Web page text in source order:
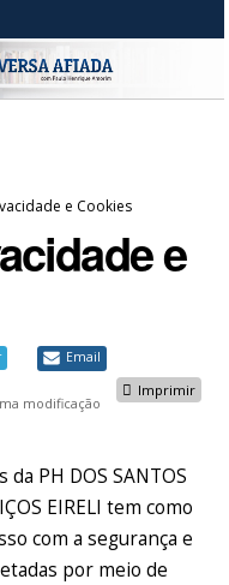
e Cookies
e
Email
Imprimir
modificação
PH DOS SANTOS
EIRELI tem como
com a segurança e
por meio de